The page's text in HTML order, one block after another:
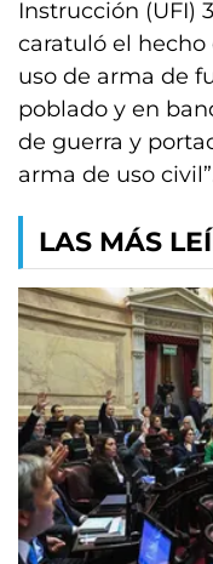
Instrucción (UFI)
caratuló el hecho
uso de arma de
poblado y en
de guerra y
arma de uso
LAS MÁS